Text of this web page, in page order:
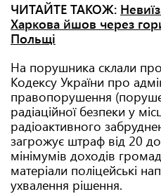
ЧИТАЙТЕ ТАКОЖ:
Харкова йшов через
Польщі
На порушника склали
Кодексу України про
правопорушення
радіаційної безпеки у
радіоактивного
загрожує штраф від 20
мінімумів доходів
матеріали поліцейські
ухвалення рішення.